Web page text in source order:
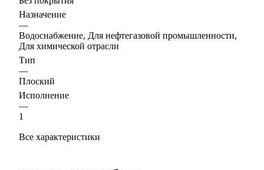
Назначение
—
Водоснабжение, Для нефтегазовой промышленности,
Для химической отрасли
Тип
—
Плоский
Исполнение
—
1
Все характеристики